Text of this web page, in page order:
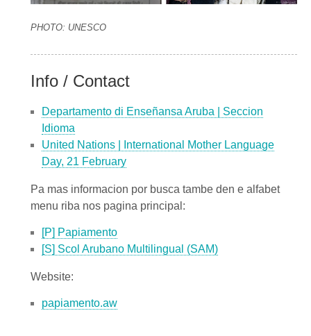
PHOTO: UNESCO
Info / Contact
Departamento di Enseñansa Aruba | Seccion
Idioma
United Nations | International Mother Language
Day, 21 February
Pa mas informacion por busca tambe den e alfabet
menu riba nos pagina principal:
[P] Papiamento
[S] Scol Arubano Multilingual (SAM)
Website:
papiamento.aw